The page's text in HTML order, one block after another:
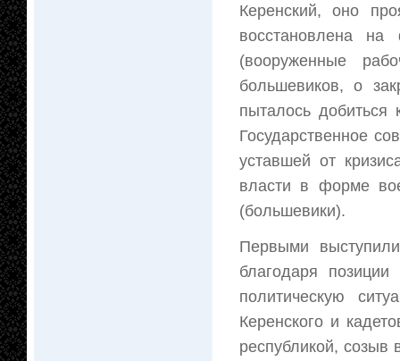
Керенский, оно
восстановлена на
(вооруженные
большевиков, о
пыталось добиться
Государственное
уставшей от
власти в форме
(большевики).
Первыми
благодаря
политическую
Керенского и
республикой, созыв